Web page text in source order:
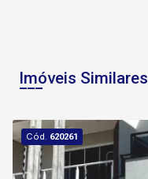
Imóveis Similares
Cód. 620261